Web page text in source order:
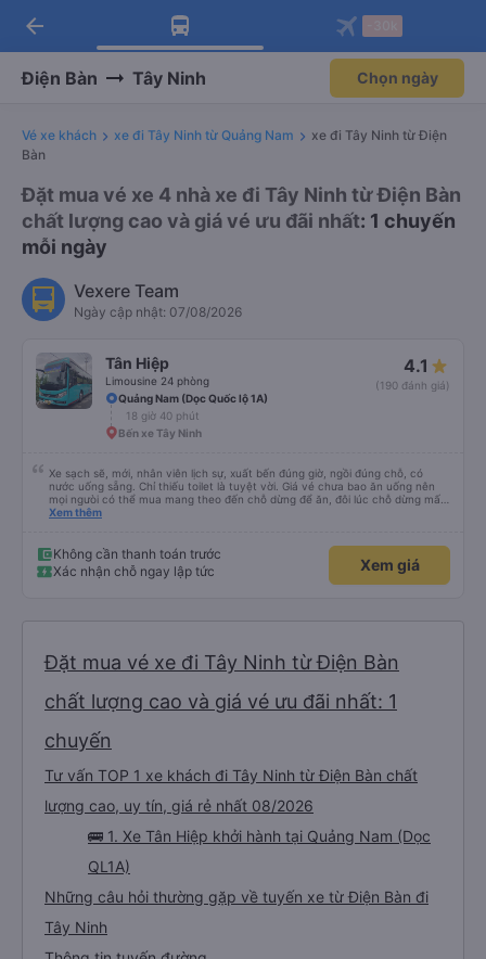
Tải app Vexere ngay!
Nhận ưu đãi thành viên độc
Mở app
Tải app Vexere
-30k/ghế khi đặt vé máy bay qua
Mở app
arrow_back
Điện Bàn Tây Ninh Chọn ngày
Vé xe khách xe đi Tây Ninh từ Quảng Nam
xe đi Tây Ninh từ Điện
Bàn
Đặt mua vé xe 4 nhà xe đi Tây Ninh từ Điện Bàn
chất lượng cao và giá vé ưu đãi nhất: 1 chuyến
mỗi ngày
Vexere Team
Ngày cập nhật: 07/08/2026
Tân Hiệp
Limousine 24 phòng
4.1
(190 đánh giá)
Quảng Nam (Dọc Quốc lộ 1A)
18 giờ 40 phút
Bến xe Tây Ninh
Xe sạch sẽ, mới, nhân viên lịch sự, xuất bến đúng giờ, ngồi đúng chỗ, có
nước uống sẵng. Chỉ thiếu toilet là tuyệt vời. Giá vé chưa bao ăn uống nên
mọi ngưòi có thể mua mang theo đến chỗ dừng để ăn, đôi lúc chỗ dừng mấy
món bạn ko thích hoặc giá cả hơi cao! Còn lại nhà xe rất ok, nên đi.
Xem thêm
Không cần thanh toán trước
Xác nhận chỗ ngay lập tức
Xem giá
Đặt mua vé xe đi Tây Ninh từ Điện Bàn
chất lượng cao và giá vé ưu đãi nhất: 1
chuyến
Tư vấn TOP 1 xe khách đi Tây Ninh từ Điện Bàn chất
lượng cao, uy tín, giá rẻ nhất 08/2026
🚌 1. Xe Tân Hiệp khởi hành tại Quảng Nam (Dọc
QL1A)
Những câu hỏi thường gặp về tuyến xe từ Điện Bàn đi
Tây Ninh